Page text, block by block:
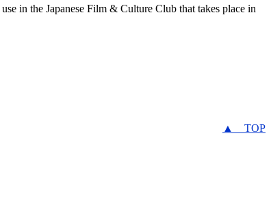
in the Japanese Film & Culture Club that takes place in
▲ TOP